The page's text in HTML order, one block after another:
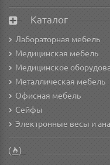
Каталог
Лабораторная мебель
Медицинская мебель
Медицинское
Металлическая мебель
Офисная мебель
Сейфы
Электронные весы и